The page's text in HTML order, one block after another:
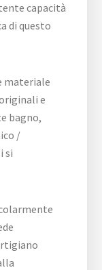
capacità
di questo
materiale
e
bagno,
/
si